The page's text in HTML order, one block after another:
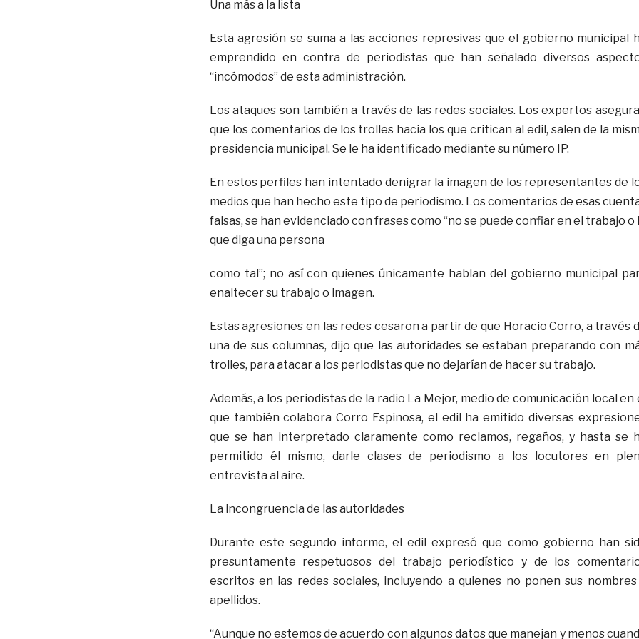
Una más a la lista
Esta agresión se suma a las acciones represivas que el gobierno municipal
emprendido en contra de periodistas que han señalado diversos
“incómodos” de esta administración.
Los ataques son también a través de las redes sociales. Los expertos
que los comentarios de los trolles hacia los que critican al edil, salen de la
presidencia municipal. Se le ha identificado mediante su número IP.
En estos perfiles han intentado denigrar la imagen de los representantes de
medios que han hecho este tipo de periodismo. Los comentarios de esas
falsas, se han evidenciado con frases como “no se puede confiar en el trabajo o
que diga una persona
como tal”; no así con quienes únicamente hablan del gobierno municipal
enaltecer su trabajo o imagen.
Estas agresiones en las redes cesaron a partir de que Horacio Corro, a través
una de sus columnas, dijo que las autoridades se estaban preparando con
trolles, para atacar a los periodistas que no dejarían de hacer su trabajo.
Además, a los periodistas de la radio La Mejor, medio de comunicación local en
que también colabora Corro Espinosa, el edil ha emitido diversas
que se han interpretado claramente como reclamos, regaños, y hasta se
permitido él mismo, darle clases de periodismo a los locutores en
entrevista al aire.
La incongruencia de las autoridades
Durante este segundo informe, el edil expresó que como gobierno han
presuntamente respetuosos del trabajo periodístico y de los
escritos en las redes sociales, incluyendo a quienes no ponen sus
apellidos.
“Aunque no estemos de acuerdo con algunos datos que manejan y menos